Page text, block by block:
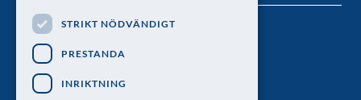
Följ oss
STRIKT NÖDVÄNDIGT
PRESTANDA
INRIKTNING